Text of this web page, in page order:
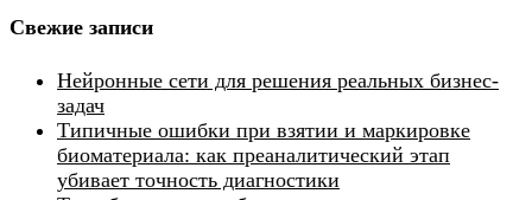
Свежие записи
Нейронные сети для решения реальных бизнес-
задач
Типичные ошибки при взятии и маркировке
биоматериала: как преаналитический этап
убивает точность диагностики